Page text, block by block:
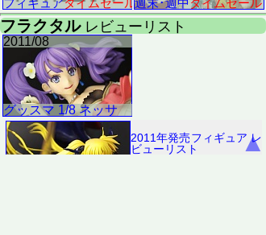
2011年発売フィギュア レ
ビューリスト
▲